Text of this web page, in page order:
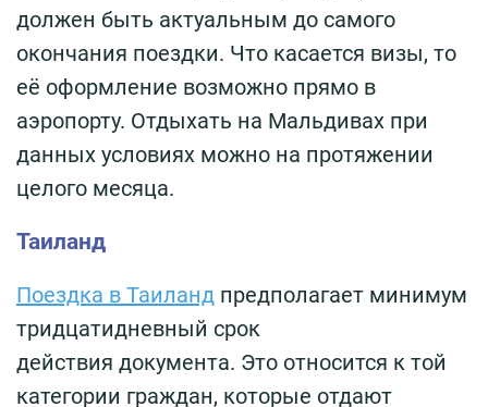
должен быть актуальным до самого
окончания поездки. Что касается визы, то
её оформление возможно прямо в
аэропорту. Отдыхать на Мальдивах при
данных условиях можно на протяжении
целого месяца.
Таиланд
Поездка в Таиланд предполагает минимум
тридцатидневный срок
действия документа. Это относится к той
категории граждан, которые отдают